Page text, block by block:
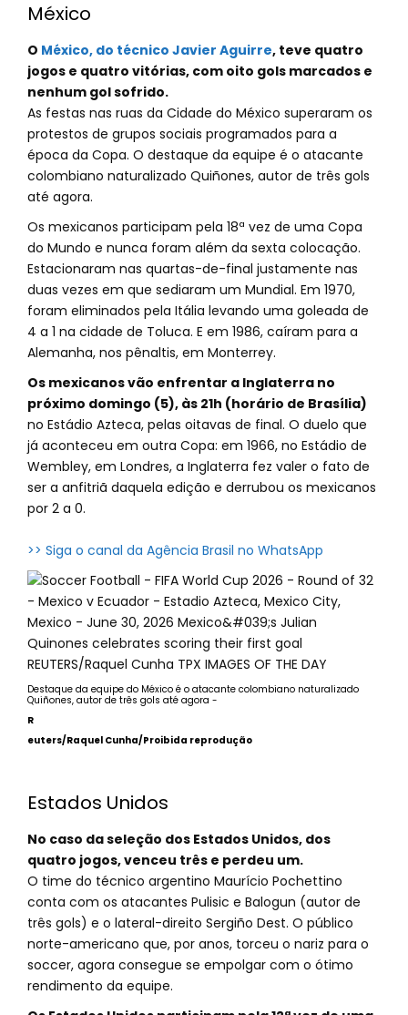
México
O México, do técnico Javier Aguirre, teve quatro
jogos e quatro vitórias, com oito gols marcados e
nenhum gol sofrido.
As festas nas ruas da Cidade do México superaram os
protestos de grupos sociais programados para a
época da Copa. O destaque da equipe é o atacante
colombiano naturalizado Quiñones, autor de três gols
até agora.
Os mexicanos participam pela 18ª vez de uma Copa
do Mundo e nunca foram além da sexta colocação.
Estacionaram nas quartas-de-final justamente nas
duas vezes em que sediaram um Mundial. Em 1970,
foram eliminados pela Itália levando uma goleada de
4 a 1 na cidade de Toluca. E em 1986, caíram para a
Alemanha, nos pênaltis, em Monterrey.
Os mexicanos vão enfrentar a Inglaterra no
próximo domingo (5), às 21h (horário de Brasília)
no Estádio Azteca, pelas oitavas de final. O duelo que
já aconteceu em outra Copa: em 1966, no Estádio de
Wembley, em Londres, a Inglaterra fez valer o fato de
ser a anfitriã daquela edição e derrubou os mexicanos
por 2 a 0.
>> Siga o canal da Agência Brasil no WhatsApp
Destaque da equipe do México é o atacante colombiano naturalizado
Quiñones, autor de três gols até agora -
R
euters/Raquel Cunha/Proibida reprodução
Estados Unidos
No caso da seleção dos Estados Unidos, dos
quatro jogos, venceu três e perdeu um.
O time do técnico argentino Maurício Pochettino
conta com os atacantes Pulisic e Balogun (autor de
três gols) e o lateral-direito Sergiño Dest. O público
norte-americano que, por anos, torceu o nariz para o
soccer, agora consegue se empolgar com o ótimo
rendimento da equipe.